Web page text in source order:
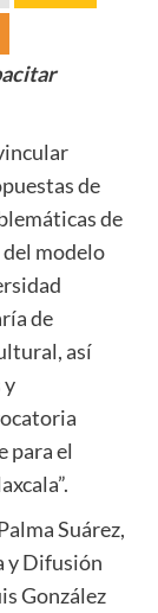
de
de
modelo
de
así
y
para el
Suárez,
y Difusión
González